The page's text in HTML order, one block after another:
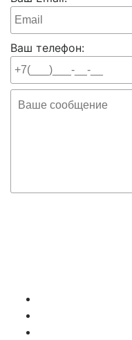
Ваш телефон: